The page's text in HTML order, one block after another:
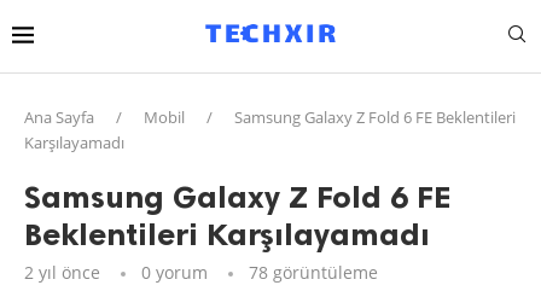
Ana Sayfa / Mobil /
Samsung Galaxy Z Fold 6 FE Beklentileri
Karşılayamadı
Samsung Galaxy Z Fold 6 FE
Beklentileri Karşılayamadı
2 yıl önce 0 yorum 78 görüntüleme